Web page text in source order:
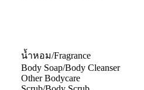
น้ำหอม/Fragrance
Body Soap/Body Cleanser
Other Bodycare